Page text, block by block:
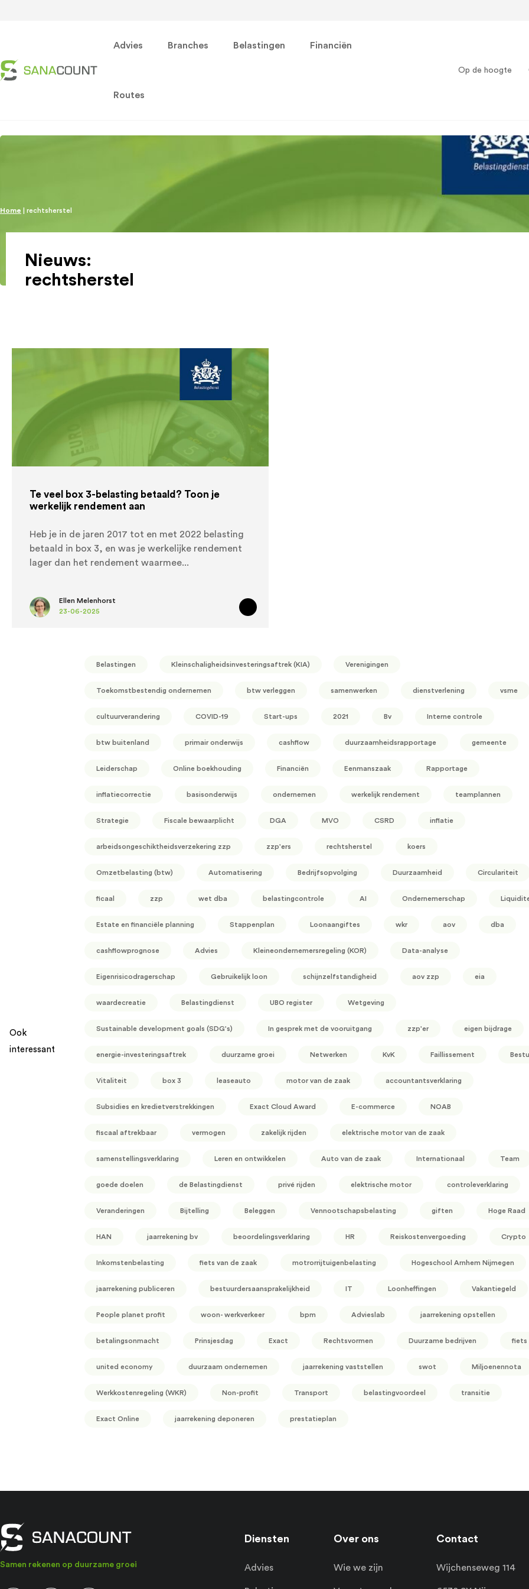
Advies Branches Belastingen Financiën
Routes
Op de hoogte
Home rechtsherstel
Nieuws:
rechtsherstel
Te veel box 3-belasting betaald? Toon je
werkelijk rendement aan
Heb je in de jaren 2017 tot en met 2022 belasting
betaald in box 3, en was je werkelijke rendement
lager dan het rendement waarmee
Ellen Melenhorst
23-06-2025
Ook
interessant
Belastingen Kleinschaligheidsinvesteringsaftrek (KIA) Verenigingen
Toekomstbestendig ondernemen btw verleggen samenwerken dienstverlening vsme
cultuurverandering COVID-19 Start-ups 2021 Bv Interne controle
btw buitenland primair onderwijs cashflow duurzaamheidsrapportage gemeente
Leiderschap Online boekhouding Financiën Eenmanszaak Rapportage
inflatiecorrectie basisonderwijs ondernemen werkelijk rendement teamplannen
Strategie Fiscale bewaarplicht DGA MVO CSRD inflatie
arbeidsongeschiktheidsverzekering zzp zzp'ers rechtsherstel koers
Omzetbelasting (btw) Automatisering Bedrijfsopvolging Duurzaamheid Circulariteit
ficaal zzp wet dba belastingcontrole AI Ondernemerschap
Estate en financiële planning Stappenplan Loonaangiftes wkr aov dba
cashflowprognose Advies Kleineondernemersregeling (KOR) Data-analyse
Eigenrisicodragerschap Gebruikelijk loon schijnzelfstandigheid aov zzp eia
waardecreatie Belastingdienst UBO register Wetgeving
Sustainable development goals (SDG's) In gesprek met de vooruitgang zzp'er eigen bijdrage
energie-investeringsaftrek duurzame groei Netwerken KvK Faillissement
Vitaliteit box 3 leaseauto motor van de zaak accountantsverklaring
Subsidies en kredietverstrekkingen Exact Cloud Award E-commerce NOAB
fiscaal aftrekbaar vermogen zakelijk rijden elektrische motor van de zaak
samenstellingsverklaring Leren en ontwikkelen Auto van de zaak Internationaal Team
goede doelen de Belastingdienst privé rijden elektrische motor controleverklaring
Veranderingen Bijtelling Beleggen Vennootschapsbelasting giften Hoge Raad
HAN jaarrekening bv beoordelingsverklaring HR Reiskostenvergoeding Crypto
Inkomstenbelasting fiets van de zaak motrorrijtuigenbelasting Hogeschool Arnhem Nijmegen
jaarrekening publiceren bestuurdersaansprakelijkheid IT Loonheffingen Vakantiegeld
People planet profit woon- werkverkeer bpm Advieslab jaarrekening opstellen
betalingsonmacht Prinsjesdag Exact Rechtsvormen Duurzame bedrijven fiets
united economy duurzaam ondernemen jaarrekening vaststellen swot Miljoenennota
Werkkostenregeling (WKR) Non-profit Transport belastingvoordeel transitie
Exact Online jaarrekening deponeren prestatieplan
Samen rekenen op duurzame groei
Diensten
Advies
Over ons
Wie we zijn
Contact
Wijchenseweg 114